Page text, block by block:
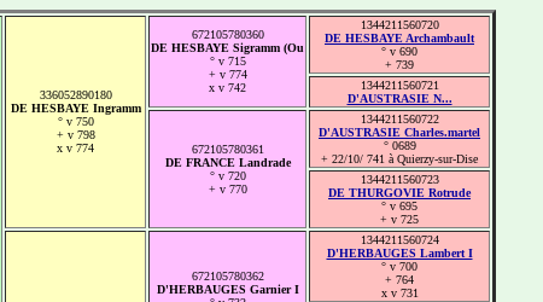
336052890180
DE HESBAYE Ingramm
° v 750
+ v 798
x v 774
672105780360
DE HESBAYE Sigramm (Ou
° v 715
+ v 774
x v 742
1344211560720
DE HESBAYE Archambault
° v 690
+ 739
1344211560721
D'AUSTRASIE N...
672105780361
DE FRANCE Landrade
° v 720
+ v 770
1344211560722
D'AUSTRASIE Charles.martel
° 0689
+ 22/10/ 741 à Quierzy-sur-Dise
1344211560723
DE THURGOVIE Rotrude
° v 695
+ v 725
672105780362
D'HERBAUGES Garnier I
1344211560724
D'HERBAUGES Lambert I
° v 700
+ 764
x v 731